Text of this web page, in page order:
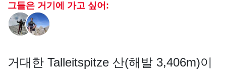
그들은 거기에 가고 싶어:
거대한 Talleitspitze 산(해발 3,406m)이